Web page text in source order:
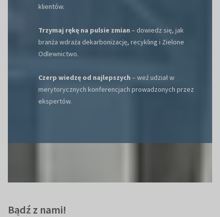
klientów.
Trzymaj rękę na pulsie zmian – dowiedz się, jak
branża wdraża dekarbonizację, recykling i Zielone
Odlewnictwo.
Czerp wiedzę od najlepszych – weź udział w
merytorycznych konferencjach prowadzonych przez
ekspertów.
Bądź z nami!